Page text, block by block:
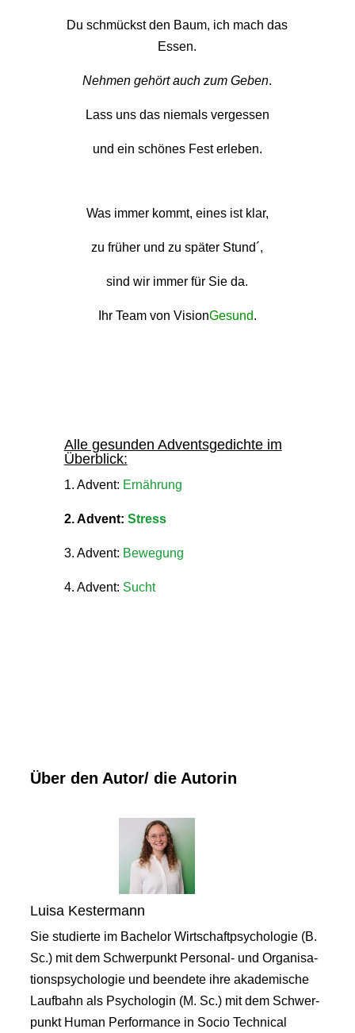
Du schmückst den Baum, ich mach das
Essen.
Nehmen gehört auch zum Geben.
Lass uns das niemals vergessen
und ein schönes Fest erleben.
Was immer kommt, eines ist klar,
zu früher und zu später Stund´,
sind wir immer für Sie da.
Ihr Team von VisionGesund.
Alle gesunden Adventsgedichte im
Überblick:
1. Advent: Ernährung
2. Advent: Stress
3. Advent: Bewegung
4. Advent: Sucht
Über den Autor/ die Autorin
Luisa Kestermann
Sie studierte im Bachelor Wirtschaftpsychologie (B.
Sc.) mit dem Schwerpunkt Personal- und Organisa-
tionspsychologie und beendete ihre akademische
Laufbahn als Psychologin (M. Sc.) mit dem Schwer-
punkt Human Performance in Socio Technical